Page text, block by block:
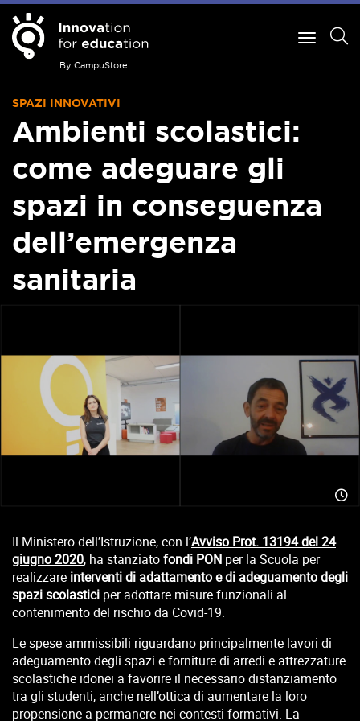
By CampuStore
SPAZI INNOVATIVI
Ambienti scolastici:
come adeguare gli
spazi in conseguenza
dell’emergenza
sanitaria
Il Ministero dell’Istruzione, con l’Avviso Prot. 13194 del 24
giugno 2020, ha stanziatofondi PON per la Scuola per
realizzare interventi di adattamento e di adeguamento degli
spazi scolastici per adottare misure funzionali al
contenimento del rischio da Covid-19.
Le spese ammissibili riguardano principalmente lavori di
adeguamento degli spazi e forniture di arredi e attrezzature
scolastiche idonei a favorire il necessario distanziamento
tra gli studenti, anche nell’ottica di aumentare la loro
propensione a permanere nei contesti formativi. La